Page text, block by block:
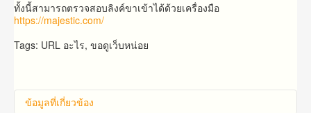
ทั้งนี้สามารถตรวจสอบลิงค์ขาเข้าได้ด้วยเครื่องมือ
https://majestic.com/
Tags: URL อะไร, ขอดูเว็บหน่อย
ข้อมูลที่เกี่ยวข้อง